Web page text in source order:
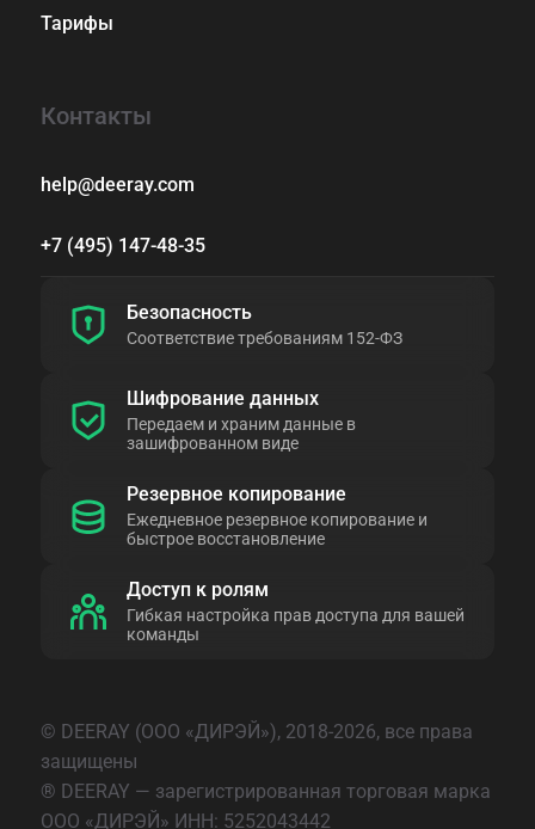
Тарифы
Контакты
help@deeray.com
+7 (495) 147-48-35
Безопасность
Соответствие требованиям 152-ФЗ
Шифрование данных
Передаем и храним данные в
зашифрованном виде
Резервное копирование
Ежедневное резервное копирование и
быстрое восстановление
Доступ к ролям
Гибкая настройка прав доступа для вашей
команды
© DEERAY (ООО «ДИРЭЙ»), 2018-2026, все права
защищены
® DEERAY — зарегистрированная торговая марка
ООО «ДИРЭЙ» ИНН: 5252043442